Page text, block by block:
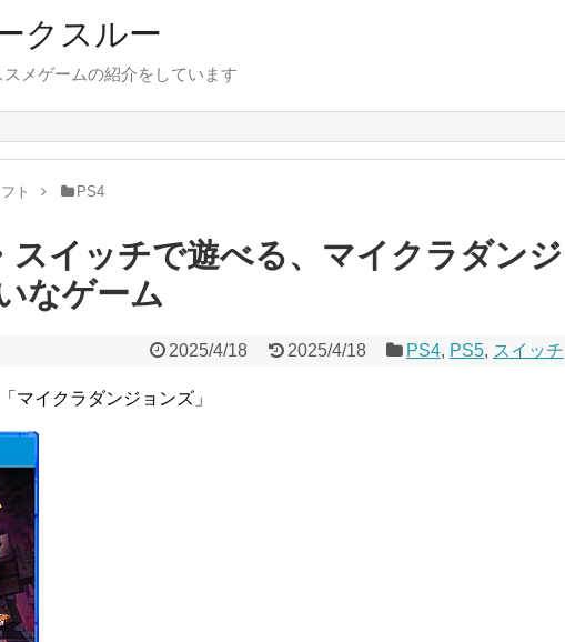
クスルー
メゲームの紹介をしています
ト PS4
スイッチで遊べる、マイクラダンジ
なゲーム
2025/4/18 2025/4/18 PS4, PS5, スイッチ
マイクラダンジョンズ」